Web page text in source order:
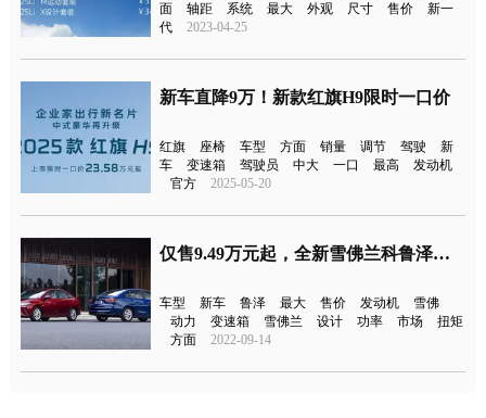
面
轴距 系统 最大 外观 尺寸 售价
新一
代
2023-04-25
新车直降9万！新款红旗H9限时一口价
红旗 座椅 车型 方面 销量 调节 驾驶
新
车
变速箱 驾驶员 中大 一口 最高
发动机
官方
2025-05-20
仅售9.49万元起，全新雪佛兰科鲁泽上市
车型 新车 鲁泽 最大 售价 发动机
雪佛
动力
变速箱 雪佛兰 设计 功率 市场
扭矩
方面
2022-09-14